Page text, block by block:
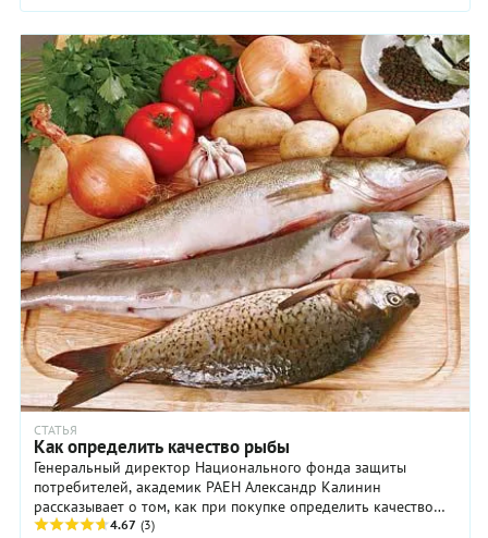
СТАТЬЯ
Как определить качество рыбы
Генеральный директор Национального фонда защиты
потребителей, академик РАЕН Александр Калинин
рассказывает о том, как при покупке определить качество
рыбы.
4.67 (3)